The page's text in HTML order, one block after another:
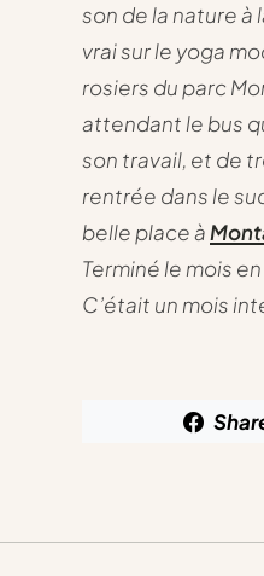
son de la nature à
vrai sur le yoga
rosiers du parc
attendant le bus
son travail, et de
rentrée dans le
belle place à
Terminé le mois
C’était un mois